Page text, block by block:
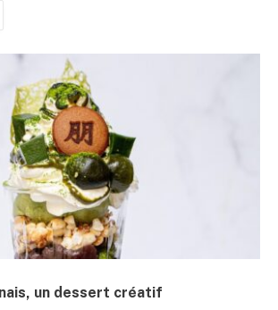
un dessert créatif